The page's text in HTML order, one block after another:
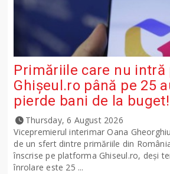
Primăriile care nu intră
Ghişeul.ro până pe 25
pierde bani de la buget!
Thursday, 6 August 2026
Vicepremierul interimar Oana
de un sfert dintre primăriile din
înscrise pe platforma Ghiseul.ro, deși
înrolare este 25 ...